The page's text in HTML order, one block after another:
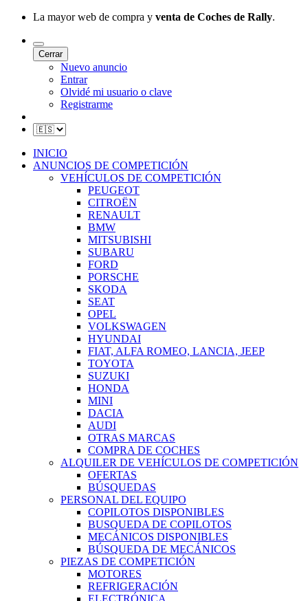
La mayor web de compra y venta de Coches de Rally.
Cerrar
Nuevo anuncio
Entrar
Olvidé mi usuario o clave
Registrarme
INICIO
ANUNCIOS DE COMPETICIÓN
VEHÍCULOS DE COMPETICIÓN
PEUGEOT
CITROËN
RENAULT
BMW
MITSUBISHI
SUBARU
FORD
PORSCHE
SKODA
SEAT
OPEL
VOLKSWAGEN
HYUNDAI
FIAT, ALFA ROMEO, LANCIA, JEEP
TOYOTA
SUZUKI
HONDA
MINI
DACIA
AUDI
OTRAS MARCAS
COMPRA DE COCHES
ALQUILER DE VEHÍCULOS DE COMPETICIÓN
OFERTAS
BÚSQUEDAS
PERSONAL DEL EQUIPO
COPILOTOS DISPONIBLES
BUSQUEDA DE COPILOTOS
MECÁNICOS DISPONIBLES
BÚSQUEDA DE MECÁNICOS
PIEZAS DE COMPETICIÓN
MOTORES
REFRIGERACIÓN
ELECTRÓNICA